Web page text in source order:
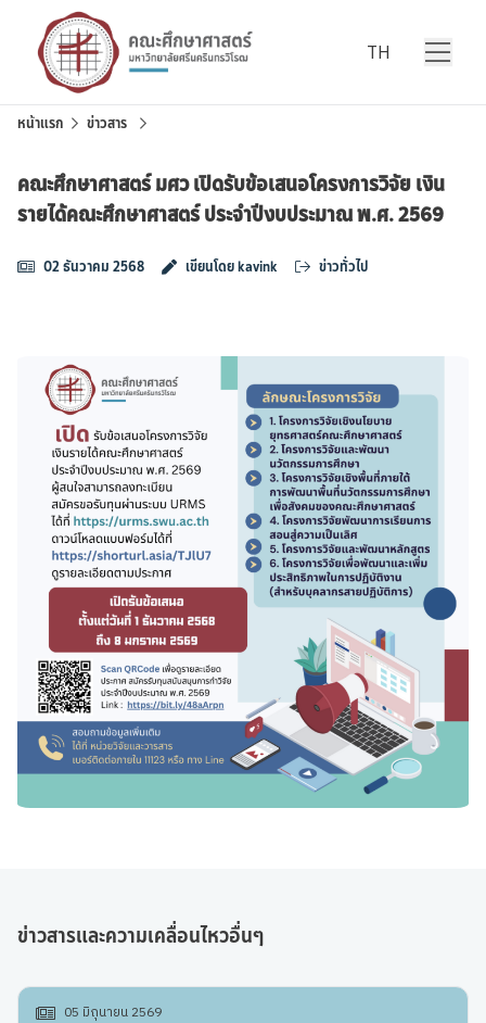
Skip to content
TH
หน้าแรก ข่าวสาร
คณะศึกษาศาสตร์ มศว เปิดรับข้อเสนอโครงการวิจัย เงิน
รายได้คณะศึกษาศาสตร์ ประจำปีงบประมาณ พ.ศ. 2569
02 ธันวาคม 2568 เขียนโดย kavink ข่าวทั่วไป
ข่าวสารและความเคลื่อนไหวอื่นๆ
05 มิถุนายน 2569